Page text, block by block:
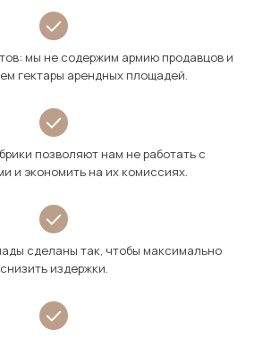
мы не содержим армию продавцов и
гектары арендных площадей.
позволяют нам не работать с
и экономить на их комиссиях.
сделаны так, чтобы максимально
снизить издержки.